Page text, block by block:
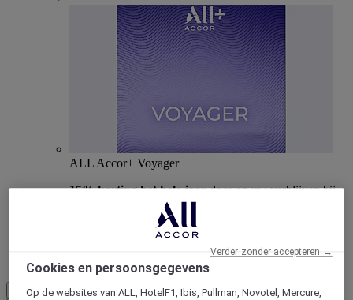
ALL Accor+ Voyager
15% korting het hele jaardoor op uw verblijven bij
Meer
Cookies en persoonsgegevens
Op de websites van ALL, HotelF1, Ibis, Pullman, Novotel, Mercure,
Verder zonder accepteren →